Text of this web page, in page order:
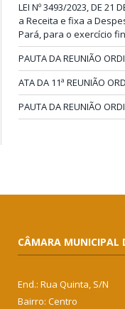
LEI Nº 3493/2023, DE 21
a Receita e fixa a
Pará, para o exercício
PAUTA DA REUNIÃO
ATA DA 11ª REUNIÃO
PAUTA DA REUNIÃO
CÂMARA MUNICIPAL
End.: Rua Quinta, S/N
Bairro: Centro